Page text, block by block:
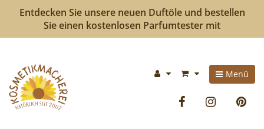
Entdecken Sie unsere neuen Duftöle und bestellen
Sie einen kostenlosen Parfumtester mit
Kosmetikmacherei
-
Im
Menü
Facebook